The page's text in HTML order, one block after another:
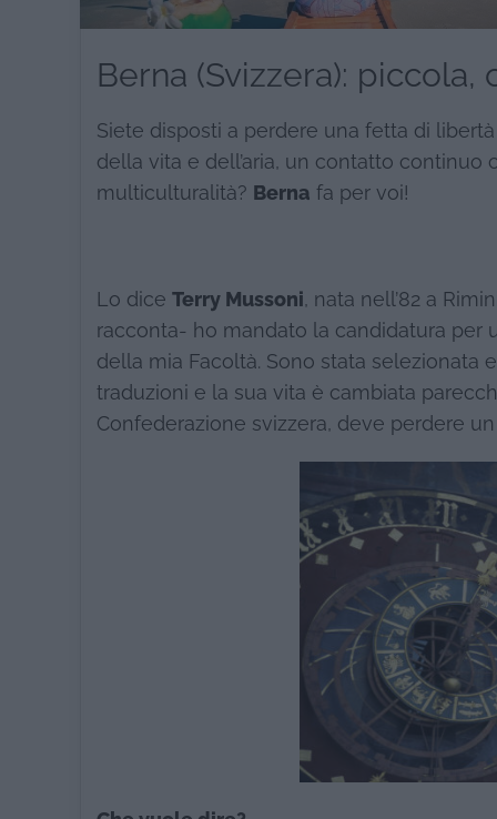
Berna (Svizzera):
Siete disposti a perdere una fetta di
della vita e dell’aria, un contatto
multiculturalità? Berna fa per voi!
Lo dice Terry Mussoni, nata nell’82 a
racconta- ho mandato la candidatura per
della mia Facoltà. Sono stata selezionata
traduzioni e la sua vita è cambiata
Confederazione svizzera, deve perdere un